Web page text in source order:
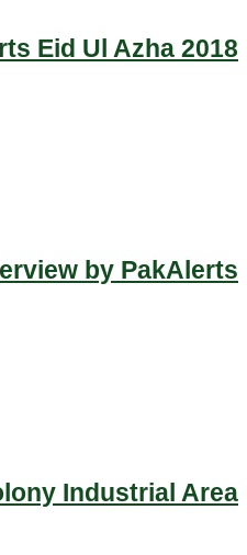
Eid Ul Azha 2018
by PakAlerts
Industrial Area